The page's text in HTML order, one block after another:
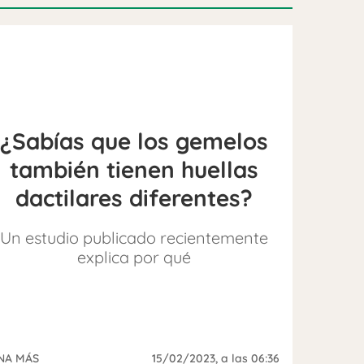
¿Sabías que los gemelos
también tienen huellas
dactilares diferentes?
Un estudio publicado recientemente
explica por qué
MÁS 15/02/2023, a las 06:36